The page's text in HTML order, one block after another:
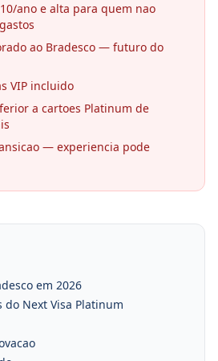
ano e alta para quem nao
ao Bradesco — futuro do
VIP incluido
a cartoes Platinum de
— experiencia pode
em 2026
do Next Visa Platinum